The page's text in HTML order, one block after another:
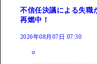
不信任決議による失職
再燃中！
2026年08月07日 07:30